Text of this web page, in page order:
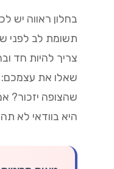
בחלון ראווה יש
תשומת לב לפני
צריך להיות חד
שאלו את
שהצופה יזכור?
היא בוודאי לא